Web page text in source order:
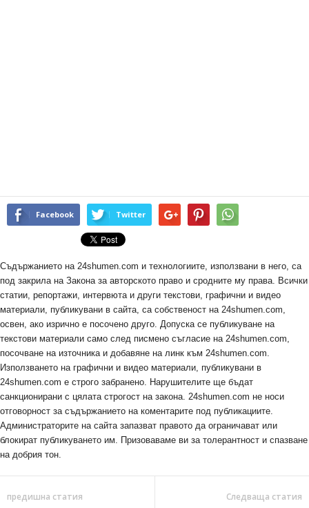
Facebook Twitter
Съдържанието на 24shumen.com и технологиите, използвани в него, са
под закрила на Закона за авторското право и сродните му права. Всички
статии, репортажи, интервюта и други текстови, графични и видео
материали, публикувани в сайта, са собственост на 24shumen.com,
освен, ако изрично е посочено друго. Допуска се публикуване на
текстови материали само след писмено съгласие на 24shumen.com,
посочване на източника и добавяне на линк към 24shumen.com.
Използването на графични и видео материали, публикувани в
24shumen.com е строго забранено. Нарушителите ще бъдат
санкционирани с цялата строгост на закона. 24shumen.com не носи
отговорност за съдържанието на коментарите под публикациите.
Администраторите на сайта запазват правото да ограничават или
блокират публикуването им. Призоваваме ви за толерантност и спазване
на добрия тон.
предишна статия Следваща статия